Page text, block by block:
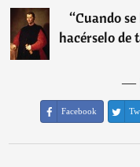
“Cuando
hacérselo de
―
Facebook